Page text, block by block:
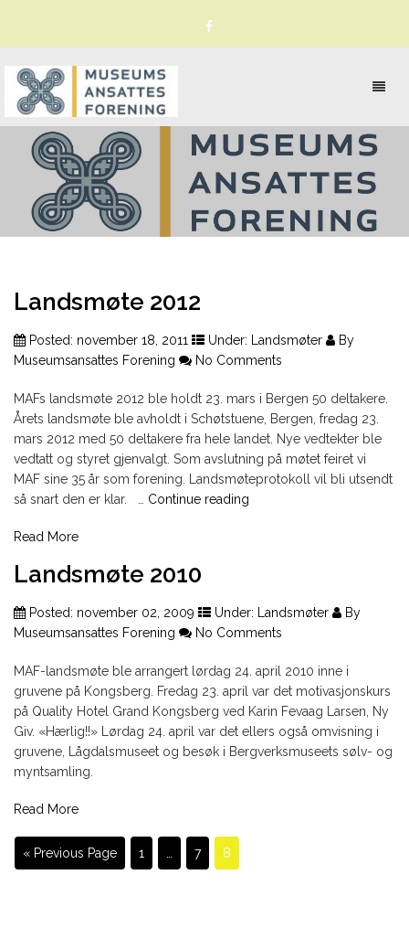
Landsmøte 2012
Posted: november 18, 2011 Under: Landsmøter
By
Museumsansattes Forening
No Comments
MAFs landsmøte 2012 ble holdt 23. mars i Bergen 50 deltakere.
Årets landsmøte ble avholdt i Schøtstuene, Bergen, fredag 23.
mars 2012 med 50 deltakere fra hele landet. Nye vedtekter ble
vedtatt og styret gjenvalgt. Som avslutning på møtet feiret vi
MAF sine 35 år som forening. Landsmøteprotokoll vil bli utsendt
så snart den er klar. … Continue reading
Read More
Landsmøte 2010
Posted: november 02, 2009 Under: Landsmøter
By
Museumsansattes Forening
No Comments
MAF-landsmøte ble arrangert lørdag 24. april 2010 inne i
gruvene på Kongsberg. Fredag 23. april var det motivasjonskurs
på Quality Hotel Grand Kongsberg ved Karin Fevaag Larsen, Ny
Giv. «Hærlig!!» Lørdag 24. april var det ellers også omvisning i
gruvene, Lågdalsmuseet og besøk i Bergverksmuseets sølv- og
myntsamling.
Read More
« Previous Page 1 7 8